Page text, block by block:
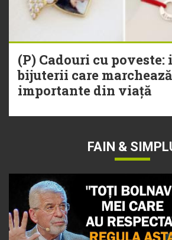
(P) Cadouri cu poveste:
bijuterii care
importante din viață
FAIN &